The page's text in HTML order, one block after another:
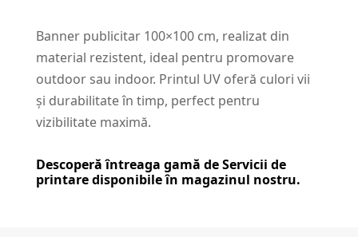
Banner publicitar 100×100 cm, realizat din
material rezistent, ideal pentru promovare
outdoor sau indoor. Printul UV oferă culori vii
și durabilitate în timp, perfect pentru
vizibilitate maximă.
Descoperă întreaga gamă deServicii de
printaredisponibile în magazinul nostru.